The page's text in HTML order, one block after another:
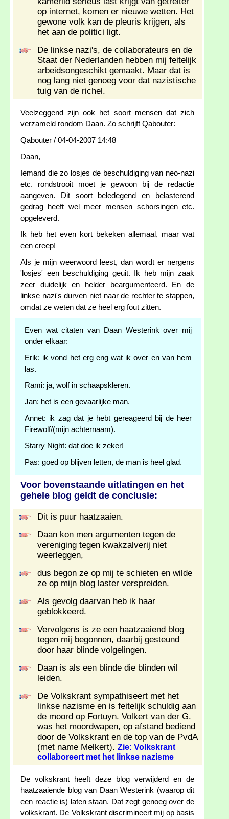
op internet, komen er nieuwe wetten. Het
gewone volk kan de pleuris krijgen, als
het aan de politici ligt.
De linkse nazi's, de collaborateurs en de
Staat der Nederlanden hebben mij feitelijk
arbeidsongeschikt gemaakt. Maar dat is
nog lang niet genoeg voor dat nazistische
tuig van de richel.
Veelzeggend zijn ook het soort mensen dat zich
verzameld rondom Daan. Zo schrijft Qabouter:
Qabouter / 04-04-2007 14:48
Daan,
Iemand die zo losjes de beschuldiging van neo-nazi
etc. rondstrooit moet je gewoon bij de redactie
aangeven. Dit soort beledegend en belasterend
gedrag heeft wel meer mensen schorsingen etc.
opgeleverd.
Ik heb het even kort bekeken allemaal, maar wat
een creep!
Als je mijn weerwoord leest, dan wordt er nergens
'losjes' een beschuldiging geuit. Ik heb mijn zaak
zeer duidelijk en helder beargumenteerd. En de
linkse nazi's durven niet naar de rechter te stappen,
omdat ze weten dat ze heel erg fout zitten.
Even wat citaten van Daan Westerink over mij
onder elkaar:
Erik: ik vond het erg eng wat ik over en van hem
las.
Rami: ja, wolf in schaapskleren.
Jan: het is een gevaarlijke man.
Annet: ik zag dat je hebt gereageerd bij de heer
Firewolf/(mijn achternaam).
Starry Night: dat doe ik zeker!
Pas: goed op blijven letten, de man is heel glad.
Voor bovenstaande uitlatingen en het
gehele blog geldt de conclusie:
Dit is puur haatzaaien.
Daan kon men argumenten tegen de
vereniging tegen kwakzalverij niet
weerleggen,
dus begon ze op mij te schieten en wilde
ze op mijn blog laster verspreiden.
Als gevolg daarvan heb ik haar
geblokkeerd.
Vervolgens is ze een haatzaaiend blog
tegen mij begonnen, daarbij gesteund
door haar blinde volgelingen.
Daan is als een blinde die blinden wil
leiden.
De Volkskrant sympathiseert met het
linkse nazisme en is feitelijk schuldig aan
de moord op Fortuyn. Volkert van der G.
was het moordwapen, op afstand bediend
door de Volkskrant en de top van de PvdA
(met name Melkert). Zie: Volkskrant
collaboreert met het linkse nazisme
De volkskrant heeft deze blog verwijderd en de
haatzaaiende blog van Daan Westerink (waarop dit
een reactie is) laten staan. Dat zegt genoeg over de
volkskrant. De Volkskrant discrimineert mij op basis